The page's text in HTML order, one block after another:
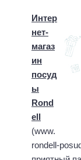
Интер
нет-
магаз
ин
посуд
ы
Rond
ell
(www.
rondell-